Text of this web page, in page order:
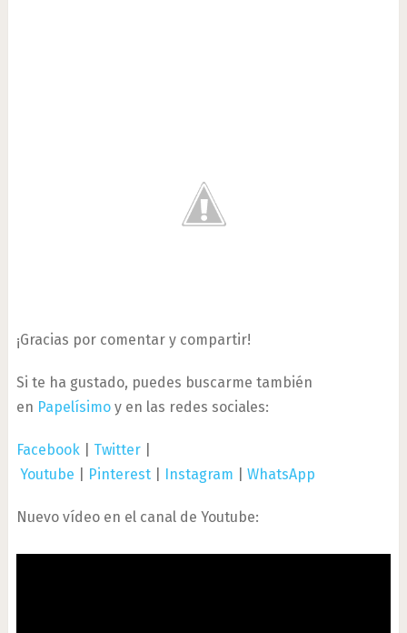
¡Gracias por comentar y compartir!
Si te ha gustado, puedes buscarme también
en Papelísimoy en las redes sociales:
Facebook| Twitter
Youtube
Pinterest| Instagram WhatsApp
Nuevo vídeo en el canal de Youtube: